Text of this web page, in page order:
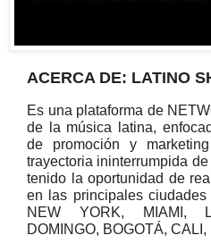
ACERCA DE: LATINO
Es una plataforma de
de la música latina,
de promoción y
trayectoria ininterrumpida
tenido la oportunidad de
en las principales
NEW YORK, MIAMI,
DOMINGO, BOGOTÁ,